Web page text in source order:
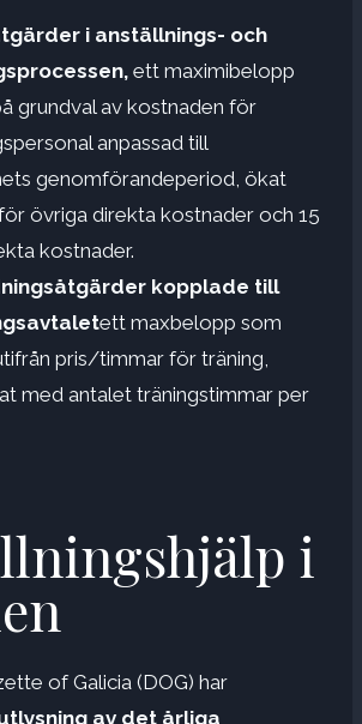
i anställnings- och
ett maximibelopp
grundval av kostnaden för
anpassad till
genomförandeperiod, ökat
övriga direkta kostnader och 15
kostnader.
kopplade till
ett maxbelopp som
pris/timmar för träning,
med antalet träningstimmar per
i
of Galicia (DOG) har
av det årliga